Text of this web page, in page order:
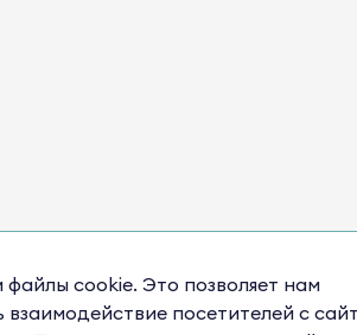
cookie. Это позволяет нам
взаимодействие посетителей с